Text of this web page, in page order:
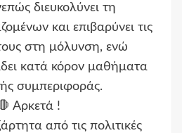
διευκολύνει τη
και επιβαρύνει τις
στη μόλυνση, ενώ
κατά κόρον μαθήματα
συμπεριφοράς.
Αρκετά !
από τις πολιτικές